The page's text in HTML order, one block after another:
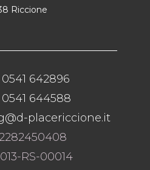
Riccione
642896
0541 644588
placericcione.it
RS-00014